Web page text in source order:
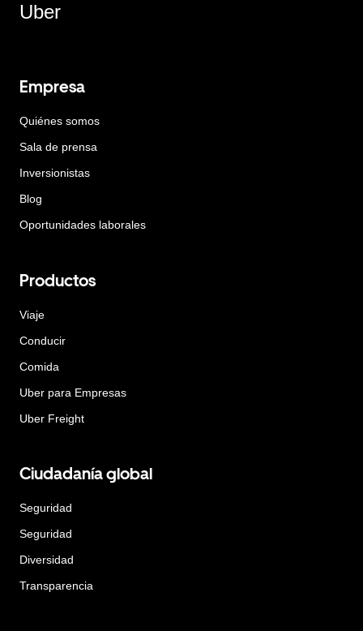
Uber
Empresa
Quiénes somos
Sala de prensa
Inversionistas
Blog
Oportunidades laborales
Productos
Viaje
Conducir
Comida
Uber para Empresas
Uber Freight
Ciudadanía global
Seguridad
Seguridad
Diversidad
Transparencia